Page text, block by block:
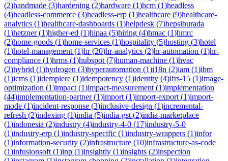
(2)handmade (3)hardening (2)hardware (1)hcm (1)headless
(4)headless-commerce (3)headless-erp (1)healthcare (9)healthcare-
analytics (1)healthcare-dashboards (1)helpdesk (7)hepsiburada
(1)hetzner(1)higher-ed (1)hipaa (5)hiring (4)hmac (1)hmrc
(2)home-goods (1)home-services (1)hospitality (5)hosting (3)hotel
(1)hotel-management (1)hr(20)hr-analytics (2)hr-automation (1)hr-
compliance (1)hrms (1)hubspot (7)human-machine (1)hvac
(2)hybrid (1)hydrogen (3)hyperautomation (1)i18n (2)iam (1)ibm
(1)icms (1)idempiere (1)idempotency (1)identity (4)ifrs-15 (1)image-
optimization (1)impact (1)impact-measurement (1)implementation
(44)implementation-partner(1)import (1)import-export (1)import-
mode (1)incident-response (3)inclusive-design (1)incremental-
refresh (2)indexing (1)india (5)india-gst (2)india-marketplace
(1)indonesia (2)industry (4)industry-4-0 (17)industry-5-0
(1)industry-erp (1)industry-specific (1)industry-wrappers (1)infor
(1)information-security (2)infrastructure (10)infrastructure-as-code
(1)infusionsoft (1)inp (1)insightly (1)insights (2)inspection